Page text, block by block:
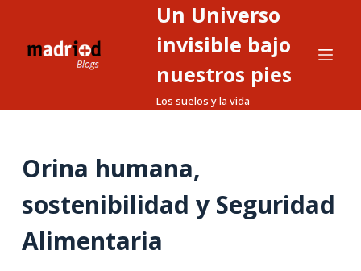
o
Un Universo
invisible bajo
nuestros pies
Los suelos y la vida
Orina humana,
sostenibilidad y Seguridad
Alimentaria